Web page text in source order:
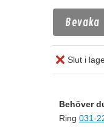
Bevaka
Slut i
Behöver
Ring 031-